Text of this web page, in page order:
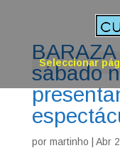
Seleccionar
sábado
por martinho Abr